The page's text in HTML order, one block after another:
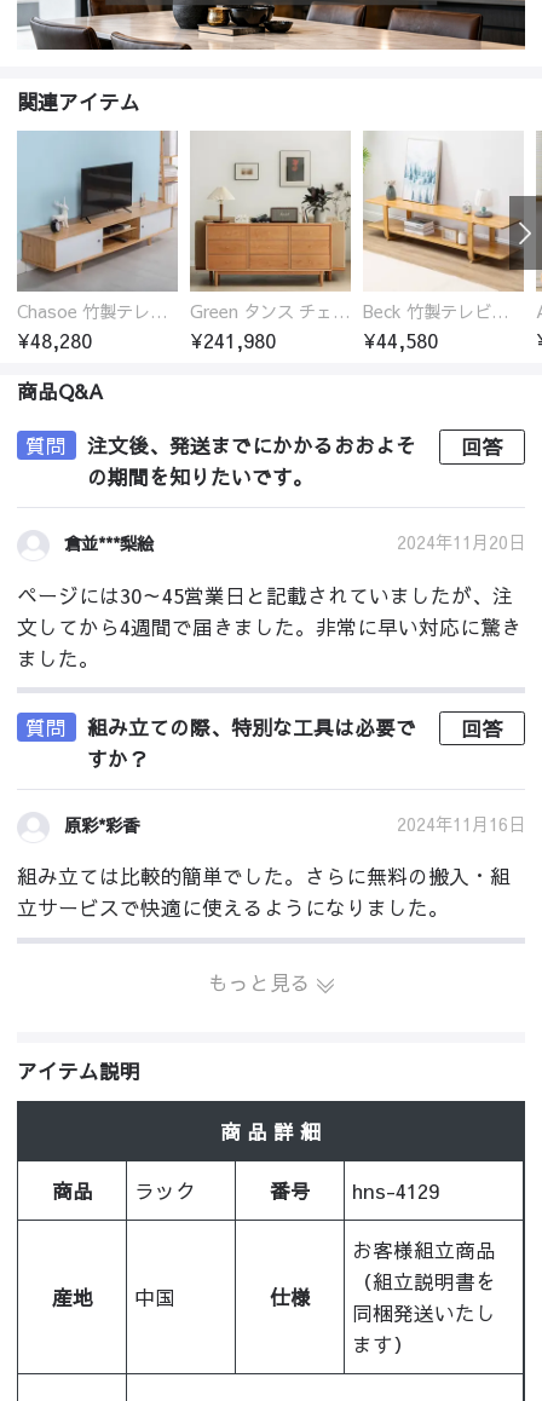
関連アイテム
Chasoe 竹製テレビ台 ローボード
¥48,280
Green タンス チェスト チェリー材 無垢材
¥241,980
Beck 竹製テレビ台 ローボード 開放的
¥44,580
商品Q&A
質問
注文後、発送までにかかるおおよそ
の期間を知りたいです。
回答
倉並***梨絵 2024年11月20日
ページには30～45営業日と記載されていましたが、注
文してから4週間で届きました。非常に早い対応に驚き
ました。
質問
組み立ての際、特別な工具は必要で
すか？
回答
原彩*彩香 2024年11月16日
組み立ては比較的簡単でした。さらに無料の搬入・組
立サービスで快適に使えるようになりました。
もっと見る
アイテム説明
商 品 詳 細
商品 ラック 番号 hns-4129
産地 中国 仕様
お客様組立商品
（組立説明書を
同梱発送いたし
ます）